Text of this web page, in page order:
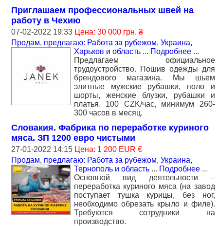
Приглашаем профессиональных швей на
работу в Чехию
07-02-2022 19:33 Цена: 30 000 грн. ₴
Продам, предлагаю: Работа за рубежом, Украина,
Харьков и область ... Подробнее ...
Предлагаем официальное
трудоустройство. Пошив одежды для
брендового мaгазина. Мы шьем
элитные мужские рубашки, поло и
шорты, женские блузки, рубашки и
платья. 100 CZK/час, минимум 260-
300 часов в месяц.
Словакия. Фабрика по переработке куриного
мяса. ЗП 1200 евро чистыми
27-01-2022 14:15 Цена: 1 200 EUR €
Продам, предлагаю: Работа за рубежом, Украина,
Тернополь и область ... Подробнее ...
Основной вид деятельности –
переработка куриного мяса (на завод
поступает тушка курицы, без ног,
необходимо обрезать крыло и филе).
Требуются сотрудники на
производство.